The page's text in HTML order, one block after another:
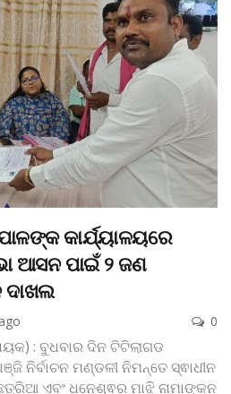
କାର୍ଯ୍ୟାଳୟରେ
ଆସନ ପାଇଁ ୨ ଜଣ
ଦାଖଲ
0
: ବୁଧବାର ଦିନ ଟିଟିଲାଗଡ
ନିର୍ବାଚନ ମଣ୍ଡଳୀ ନିମନ୍ତେ ସ୍ଵାଧୀନ
ଏବଂ ଧନେଶ୍ଵର ମାଝି ନାମାଙ୍କନ